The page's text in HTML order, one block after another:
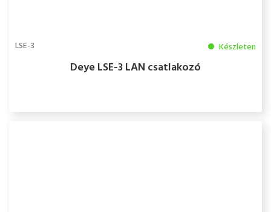
LSE-3 Készleten
Deye LSE-3 LAN csatlakozó